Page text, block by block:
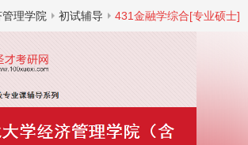
理学院 初试辅导 431金融学综合[专业硕士]